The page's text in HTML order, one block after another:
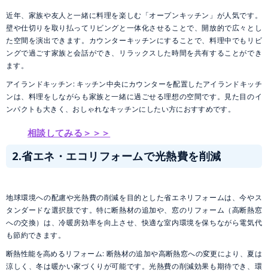
近年、家族や友人と一緒に料理を楽しむ「オープンキッチン」が人気です。
壁や仕切りを取り払ってリビングと一体化させることで、開放的で広々とし
た空間を演出できます。カウンターキッチンにすることで、料理中でもリビ
ングで過ごす家族と会話ができ、リラックスした時間を共有することができ
ます。
アイランドキッチン: キッチン中央にカウンターを配置したアイランドキッチ
ンは、料理をしながらも家族と一緒に過ごせる理想の空間です。見た目のイ
ンパクトも大きく、おしゃれなキッチンにしたい方におすすめです。
相談してみる＞＞＞
2.省エネ・エコリフォームで光熱費を削減
地球環境への配慮や光熱費の削減を目的とした省エネリフォームは、今やス
タンダードな選択肢です。特に断熱材の追加や、窓のリフォーム（高断熱窓
への交換）は、冷暖房効率を向上させ、快適な室内環境を保ちながら電気代
も節約できます。
断熱性能を高めるリフォーム: 断熱材の追加や高断熱窓への変更により、夏は
涼しく、冬は暖かい家づくりが可能です。光熱費の削減効果も期待でき、環